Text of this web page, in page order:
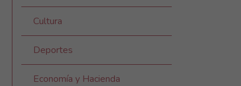
Cultura
Deportes
Economía y Hacienda